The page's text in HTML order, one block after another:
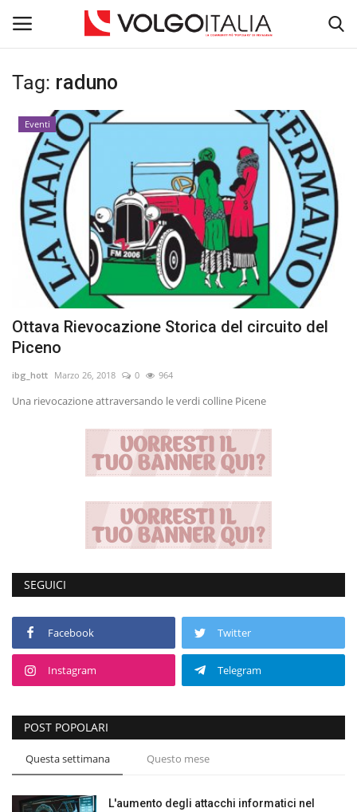
Accedi
Home
La Community
Territorio
Il Fondatore
Dicono di noi
Entra nel Team
Volgo Academy
Contatti
Galleria
Shop
Tag: raduno
Eventi
Ottava Rievocazione Storica del circuito del
Piceno
ibg_hott Marzo 26, 2018 0 964
Una rievocazione attraversando le verdi colline Picene
SEGUICI
Facebook Twitter
Instagram Telegram
POST POPOLARI
Questa settimana Questo mese
L'aumento degli attacchi informatici nel